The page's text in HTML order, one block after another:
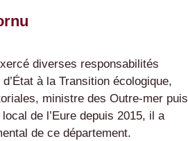
diverses responsabilités
à la Transition écologique,
ministre des Outre-mer puis
de l’Eure depuis 2015, il a
de ce département.